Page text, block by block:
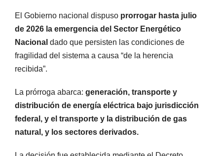
El Gobierno nacional dispuso prorrogar hasta julio
de 2026 la emergencia del Sector Energético
Nacional dado que persisten las condiciones de
fragilidad del sistema a causa “de la herencia
recibida”.
La prórroga abarca: generación, transporte y
distribución de energía eléctrica bajo jurisdicción
federal, y el transporte y la distribución de gas
natural, y los sectores derivados.